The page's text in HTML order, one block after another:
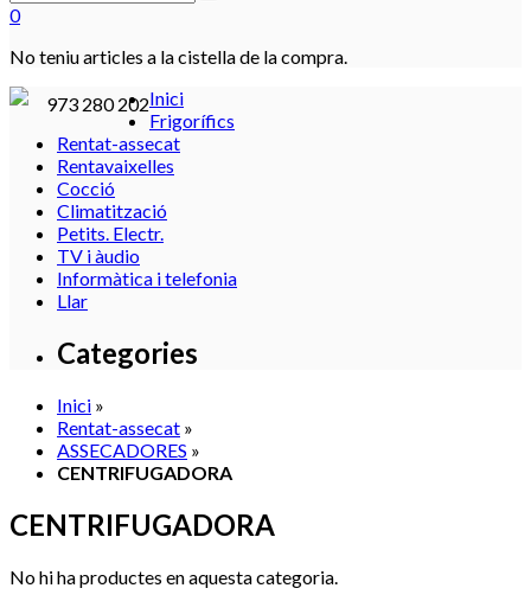
0
No teniu articles a la cistella de la compra.
973 280 202Inici
Frigorífics
Rentat-assecat
Rentavaixelles
Cocció
Climatització
Petits. Electr.
TV i àudio
Informàtica i telefonia
Llar
Categories
Inici »
Rentat-assecat »
ASSECADORES »
CENTRIFUGADORA
CENTRIFUGADORA
No hi ha productes en aquesta categoria.